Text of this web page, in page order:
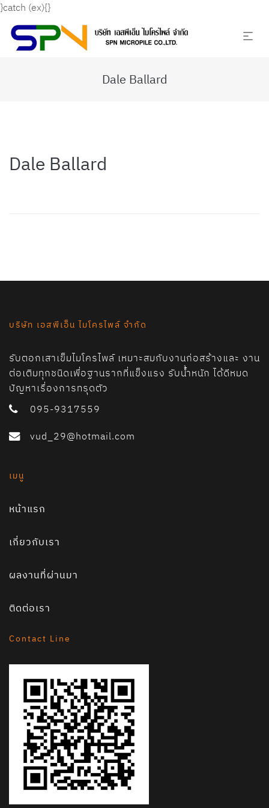
}catch (ex){}
Dale Ballard
Dale Ballard
บริษัท เอสพีเอ็น ไมโครไพล์ จำกัด
รับตอกเสาเข็มไมโครไพล์ เหมาะสมกับงานก่อสร้างและ งาน
ต่อเติมทุกชนิดเพื่อฐานรากที่แข็งแรง รับน้ำหนัก ได้ดีหมด
ปัญหาเรื่องการทรุดตัว
095-9317559
vud_29@hotmail.com
เมนู
หน้าแรก
เกี่ยวกับเรา
ผลงานที่ผ่านมา
ติดต่อเรา
Contact Line